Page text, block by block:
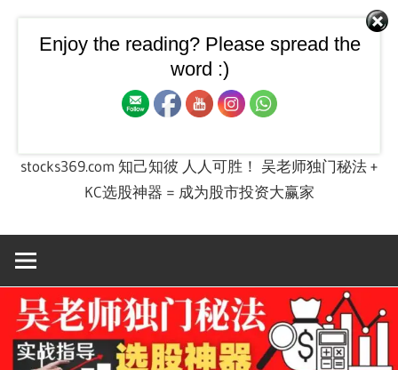
【飙股兵法】大马股票技
术图 + 股票投资实战课程
stocks369.com 知己知彼 人人可胜！ 吴老师独门秘法 +
KC选股神器 = 成为股市投资大赢家
Enjoy the reading? Please spread the
word :)